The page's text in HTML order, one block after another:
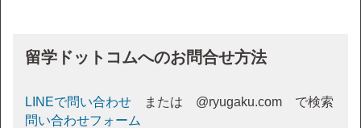
留学ドットコムへのお問合せ方法
LINEで問い合わせ または @ryugaku.com で検索
問い合わせフォーム